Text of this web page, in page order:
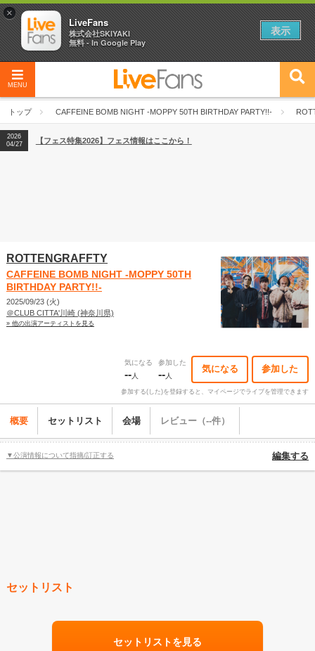
MENU
トップ CAFFEINE BOMB NIGHT -MOPPY 50TH BIRTHDAY PARTY!!-
2026
04/27
2026
【ライブ動員ランキング】2026年上半期編発表！
2026
04/27
【フェス特集2026】フェス情報はここから！
ROTTENGRAFFTY
CAFFEINE BOMB NIGHT -MOPPY 50TH
BIRTHDAY PARTY!!-
2025/09/23 (火)
＠CLUB CITTA'川崎 (神奈川県)
» 他の出演アーティストを見る
気になる
--人
参加した
--人
気になる 参加した
参加する(した)を登録すると、マイページでライブを管理できます
概要 セットリスト 会場 レビュー（--件）
▼公演情報について指摘/訂正する 編集する
セットリスト
セットリストを見る
×
LiveFans
株式会社SKIYAKI
無料 - In Google Play
表示